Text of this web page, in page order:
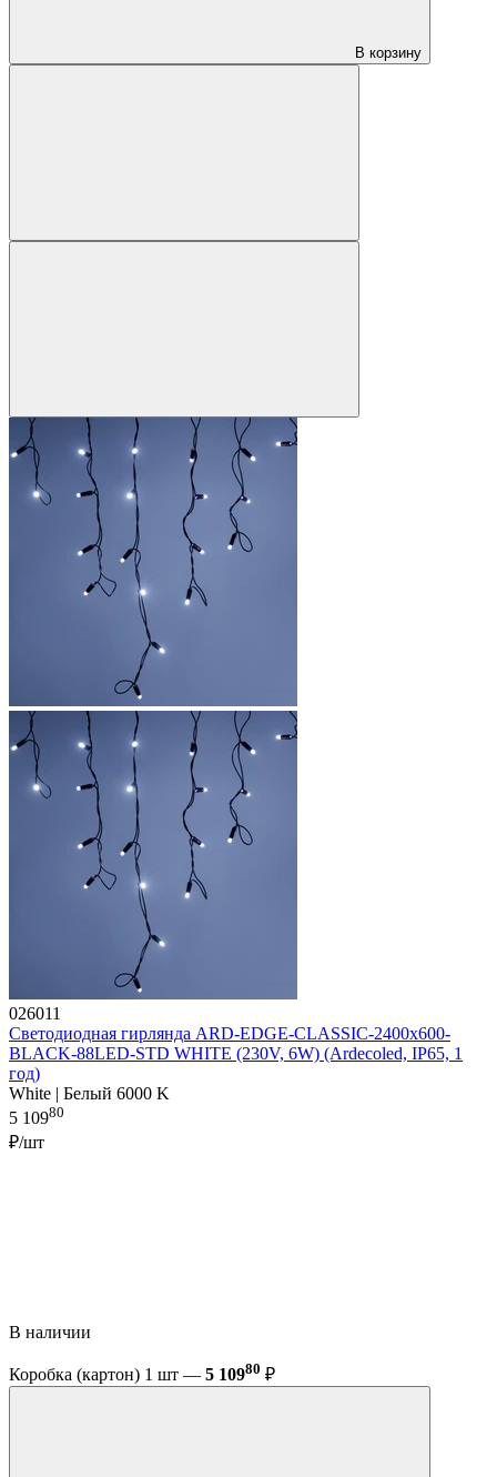
В корзину
026011
Светодиодная гирлянда ARD-EDGE-CLASSIC-2400x600-
BLACK-88LED-STD WHITE (230V, 6W) (Ardecoled, IP65, 1
год)
White | Белый 6000 K
5 10980
₽/шт
В наличии
Коробка (картон) 1 шт — 5 10980 ₽